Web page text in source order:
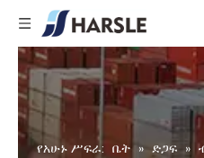
የአሁኑ ሥፍራ: ቤት » ድጋፍ »